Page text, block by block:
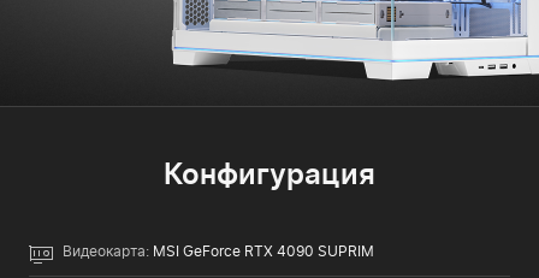
Конфигурация
Видеокарта: MSI GeForce RTX 4090 SUPRIM